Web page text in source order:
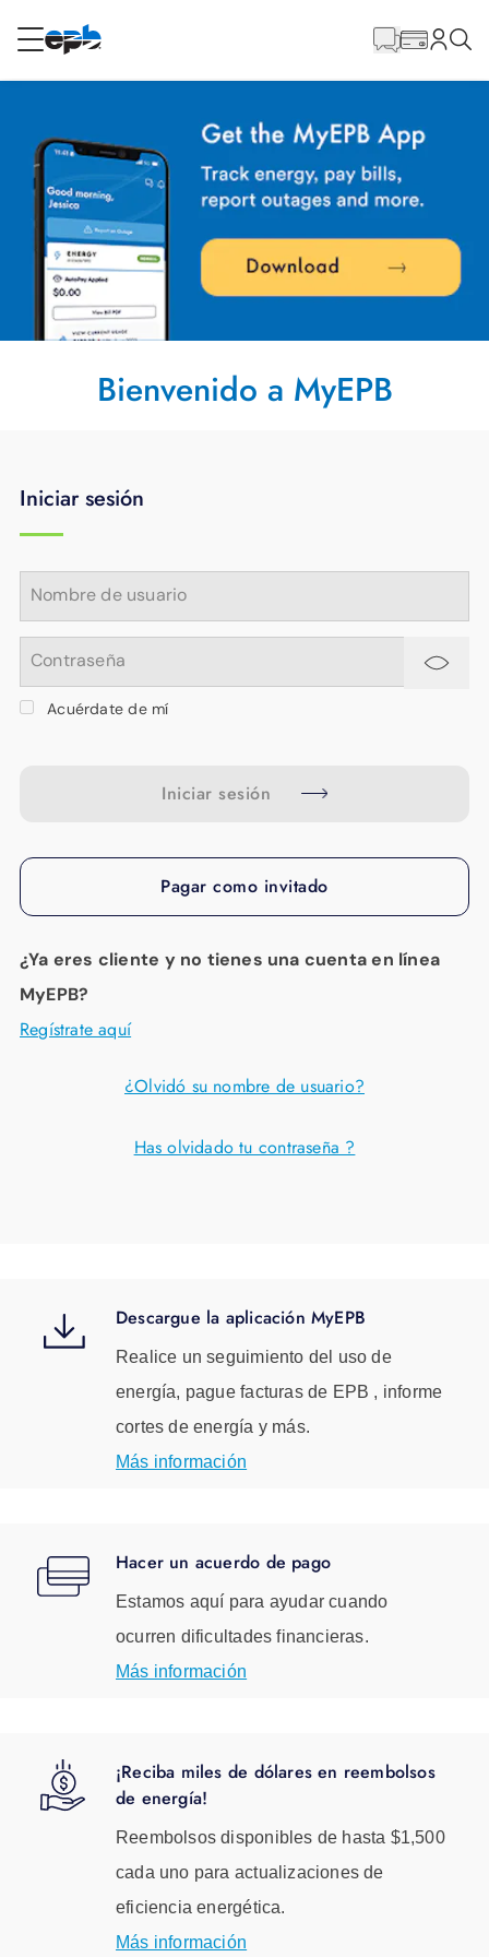
Internet
Energía
Televisión
APOYO
IDIOMA
principal
Bienvenido a MyEPB
Iniciar sesión
Nombre de usuario
Contraseña
Acuérdate de mí
Iniciar sesión
Pagar como invitado
¿Ya eres cliente y no tienes una cuenta en línea
MyEPB?
Regístrate aquí
¿Olvidó su nombre de usuario?
Has olvidado tu contraseña ?
Descargue la aplicación MyEPB
Realice un seguimiento del uso de
energía, pague facturas de EPB , informe
cortes de energía y más.
Más información
Hacer un acuerdo de pago
Estamos aquí para ayudar cuando
ocurren dificultades financieras.
Más información
¡Reciba miles de dólares en reembolsos
de energía!
Reembolsos disponibles de hasta $1,500
cada uno para actualizaciones de
eficiencia energética.
Más información